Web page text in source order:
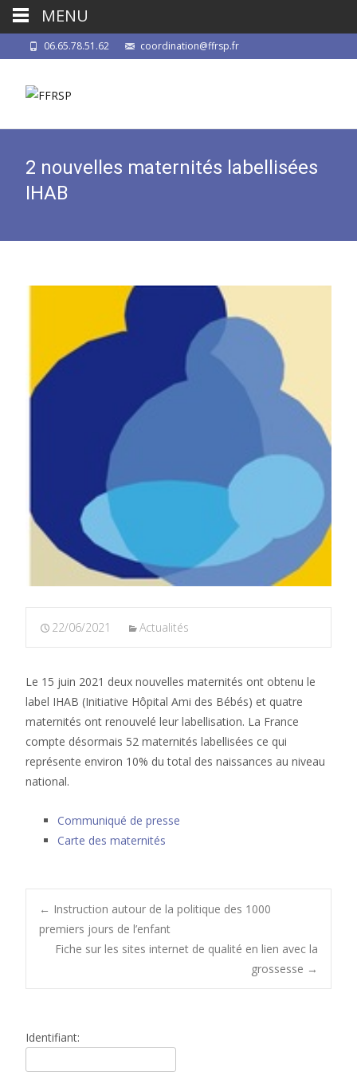
06.65.78.51.62 coordination@ffrsp.fr
2 nouvelles maternités labellisées
IHAB
22/06/2021 Actualités
Le 15 juin 2021 deux nouvelles maternités ont obtenu le
label IHAB (Initiative Hôpital Ami des Bébés) et quatre
maternités ont renouvelé leur labellisation. La France
compte désormais 52 maternités labellisées ce qui
représente environ 10% du total des naissances au niveau
national.
Communiqué de presse
Carte des maternités
Post
navigation
← Instruction autour de la politique des 1000
premiers jours de l’enfant
Fiche sur les sites internet de qualité en lien avec la
grossesse →
Identifiant:
MENU